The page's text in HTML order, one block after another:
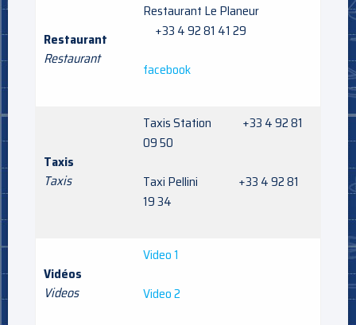
Restaurant
Restaurant
Restaurant Le Planeur
+33 4 92 81 41 29
facebook
Taxis
Taxis
Taxis Station +33 4 92 81
09 50
Taxi Pellini +33 4 92 81
19 34
Vidéos
Videos
Video 1
Video 2